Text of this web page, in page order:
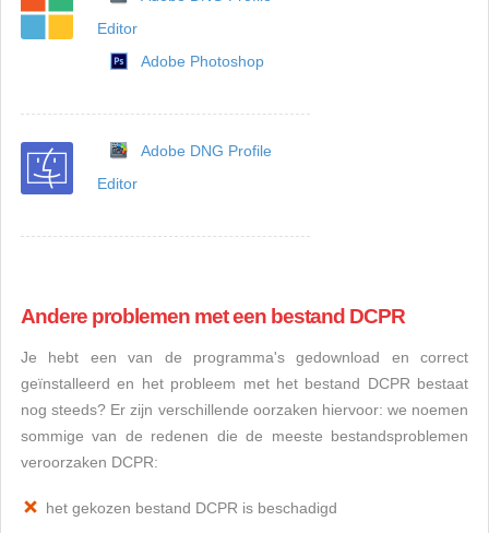
Editor
Adobe Photoshop
Adobe DNG Profile
Editor
Andere problemen met een bestand DCPR
Je hebt een van de programma's gedownload en correct
geïnstalleerd en het probleem met het bestand DCPR bestaat
nog steeds? Er zijn verschillende oorzaken hiervoor: we noemen
sommige van de redenen die de meeste bestandsproblemen
veroorzaken DCPR:
het gekozen bestand DCPR is beschadigd